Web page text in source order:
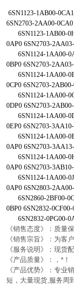
6SN1123-1AB00-
6SN2703-2AA00-0CA0
6SN1123-1AB00-
0AP0 6SN2703-
6SN1124-1AA00-
0BP0 6SN2703-
6SN1124-1AA00-
0CP0 6SN2703-
6SN1124-1AA00-
0DP0 6SN2703-
6SN1124-1AA00-
0EP0 6SN2703-
6SN1124-1AA00-
0AP0 6SN2703-
6SN1124-1AA00-
0AP0 6SN2703-
6SN1124-1AA00-
0AP0 6SN2803-
6SN2860-2BF00-
0BP0 6SN2832-
6SN2832-0PG00-
《销售态度》：质量
《销售宗旨》：为客
《服务说明》：现货
《产品质量》：，*！
《产品优势》：专业
短，大量现货,服务周